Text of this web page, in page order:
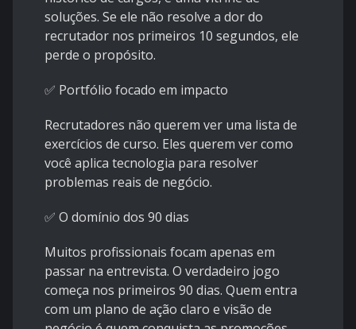
soluções. Se ele não resolve a dor do
recrutador nos primeiros 10 segundos, ele
perde o propósito.
✅ Portfólio focado em impacto
Recrutadores não querem ver uma lista de
exercícios de curso. Eles querem ver como
você aplica tecnologia para resolver
problemas reais de negócio.
✅ O domínio dos 90 dias
Muitos profissionais focam apenas em
passar na entrevista. O verdadeiro jogo
começa nos primeiros 90 dias. Quem entra
com um plano de ação claro e visão de